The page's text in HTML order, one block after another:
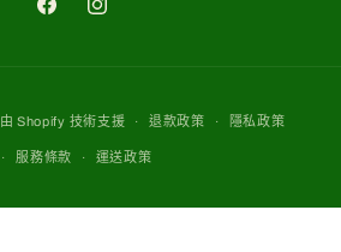
FacebookInstagram
款
方
由 Shopify 技術支援 退款政策 隱私政策
服務條款 運送政策